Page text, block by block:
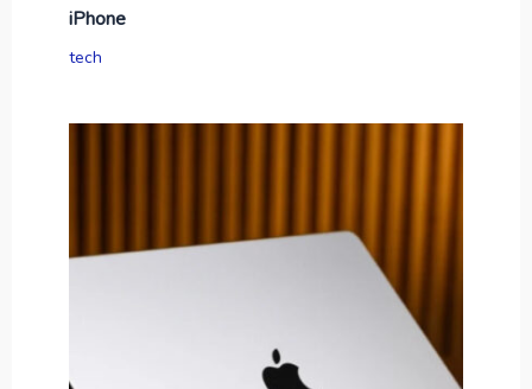
iPhone
tech